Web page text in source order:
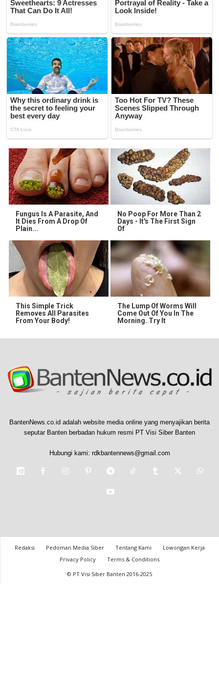
Fungus Is A Parasite, And
It Dies From A Drop Of
Plain...
No Poop For More Than 2
Days - It's The First Sign
Of
This Simple Trick
Removes All Parasites
From Your Body!
The Lump Of Worms Will
Come Out Of You In The
Morning. Try It
BantenNews.co.id adalah website media online yang menyajikan berita
seputar Banten berbadan hukum resmi PT Visi Siber Banten
Hubungi kami: rdkbantennews@gmail.com
Redaksi Pedoman Media Siber Tentang Kami
Lowongan Kerja
Privacy Policy
Terms & Conditions
© PT Visi Siber Banten 2016-2025